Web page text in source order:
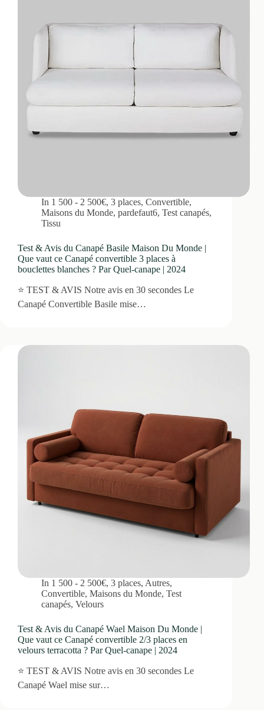
In 1 500 - 2 500€,3 places,Convertible,
Maisons du Monde, pardefaut6, Test canapés,
Tissu
Test & Avis du Canapé Basile Maison Du Monde |
Que vaut ce Canapé convertible 3 places à
bouclettes blanches ? Par Quel-canape | 2024
⭐ TEST & AVIS Notre avis en 30 secondes Le
Canapé Convertible Basile mise…
In 1 500 - 2 500€,3 places, Autres,
Convertible, Maisons du Monde, Test
canapés, Velours
Test & Avis du Canapé Wael Maison Du Monde |
Que vaut ce Canapé convertible 2/3 places en
velours terracotta ? Par Quel-canape | 2024
⭐ TEST & AVIS Notre avis en 30 secondes Le
Canapé Wael mise sur…